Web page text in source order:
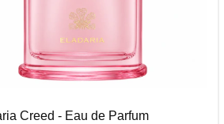
Creed - Eau de Parfum